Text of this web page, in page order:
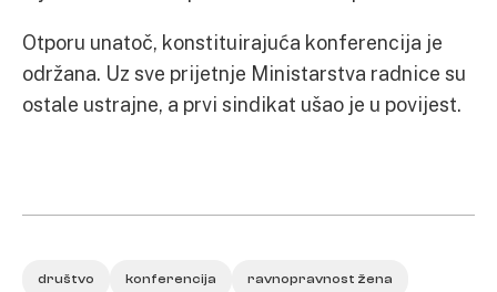
Otporu unatoč, konstituirajuća konferencija je
održana. Uz sve prijetnje Ministarstva radnice su
ostale ustrajne, a prvi sindikat ušao je u povijest.
društvo konferencija ravnopravnost žena